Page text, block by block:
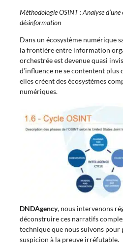
Méthodologie OSINT : Analyse d’une
désinformation
Dans un écosystème numérique
la frontière entre information
orchestrée est devenue quasi
d’influence ne se contentent plus
elles créent des écosystèmes
numériques.
DNDAgency, nous intervenons
déconstruire ces narratifs
technique que nous suivons pour
suspicion à la preuve irréfutable.